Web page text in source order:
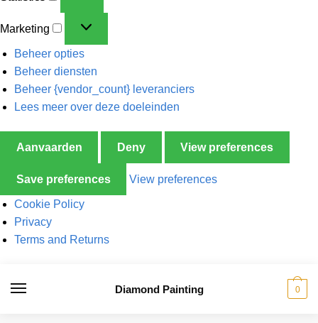
Marketing
Beheer opties
Beheer diensten
Beheer {vendor_count} leveranciers
Lees meer over deze doeleinden
Aanvaarden Deny View preferences
Save preferences View preferences
Cookie Policy
Privacy
Terms and Returns
Diamond Painting 0